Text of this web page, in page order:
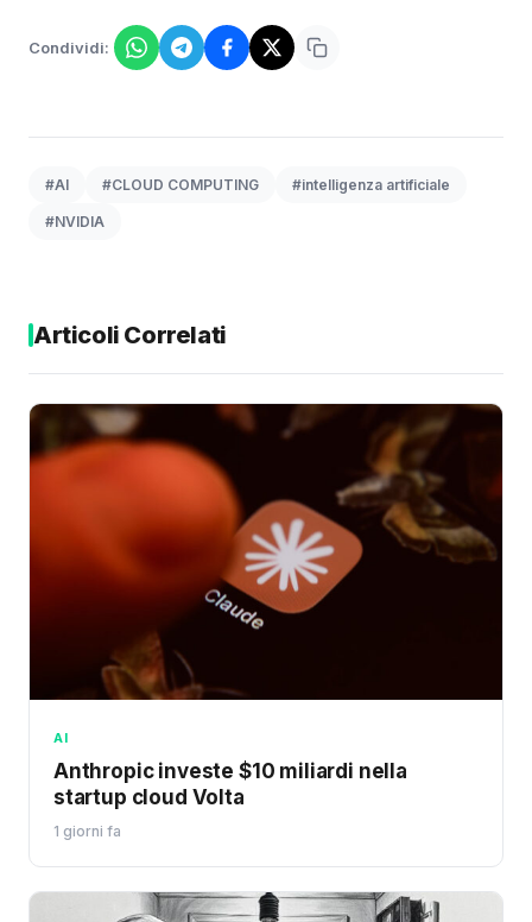
Condividi:
#AI #CLOUD COMPUTING #intelligenza artificiale
#NVIDIA
Articoli Correlati
AI
Anthropic investe $10 miliardi nella
startup cloud Volta
1 giorni fa